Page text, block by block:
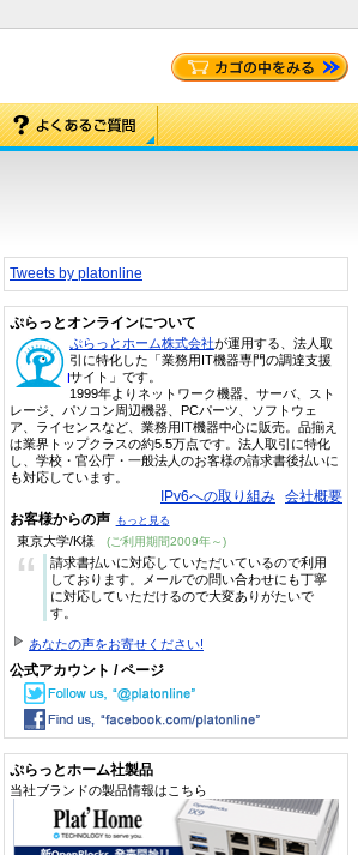
Tweets by platonline
ぷらっとオンラインについて
ぷらっとホーム株式会社が運用する、法人取
引に特化した「業務用IT機器専門の調達支援
サイト」です。
1999年よりネットワーク機器、サーバ、スト
レージ、パソコン周辺機器、PCパーツ、ソフトウェ
ア、ライセンスなど、業務用IT機器中心に販売。品揃え
は業界トップクラスの約5.5万点です。法人取引に特化
し、学校・官公庁・一般法人のお客様の請求書後払いに
も対応しています。
IPv6への取り組み 会社概要
お客様からの声 もっと見る
東京大学/K様 (ご利用期間2009年～)
“
請求書払いに対応していただいているので利用
しております。メールでの問い合わせにも丁寧
に対応していただけるので大変ありがたいで
す。
あなたの声をお寄せください!
公式アカウント / ページ
ぷらっとホーム社製品
当社ブランドの製品情報はこちら